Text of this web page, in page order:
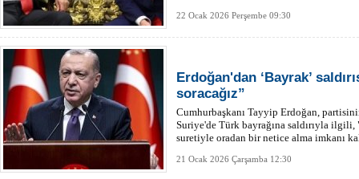
22 Ocak 2026 Perşembe 09:30
Erdoğan'dan ‘Bayrak’
soracağız”
Cumhurbaşkanı Tayyip Erdoğan,
Suriye'de Türk bayrağına saldırıyla ilgili,
suretiyle oradan bir netice alma imkanı
21 Ocak 2026 Çarşamba 12:30